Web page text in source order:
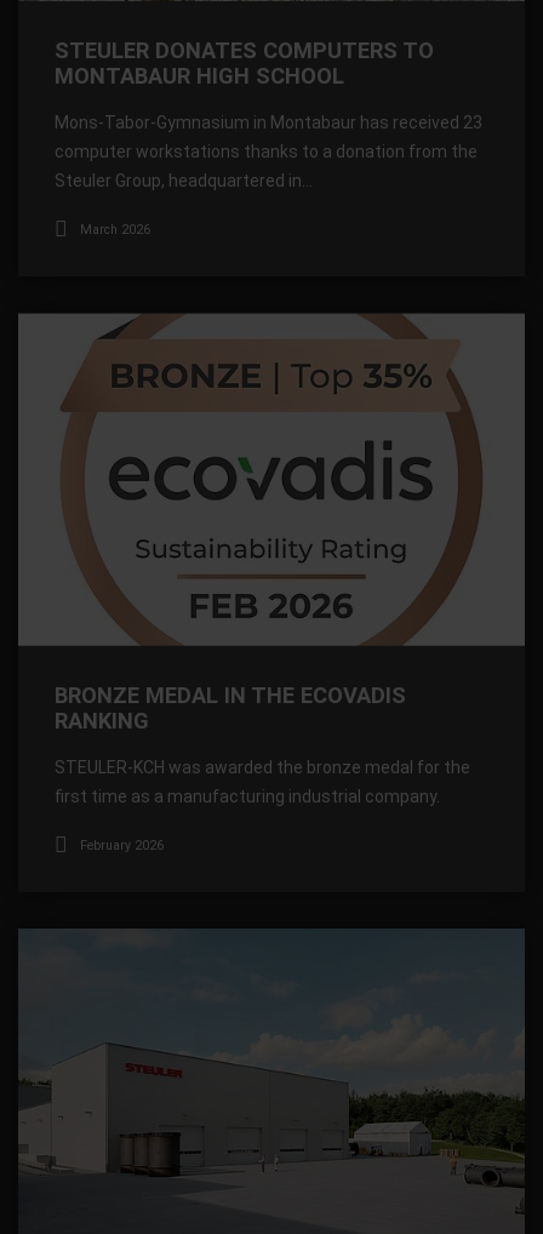
STEULER DONATES COMPUTERS TO
MONTABAUR HIGH SCHOOL
Mons-Tabor-Gymnasium in Montabaur has received 23
computer workstations thanks to a donation from the
Steuler Group, headquartered in…
March 2026
BRONZE MEDAL IN THE ECOVADIS
RANKING
STEULER-KCH was awarded the bronze medal for the
first time as a manufacturing industrial company.
February 2026